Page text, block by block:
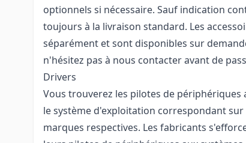
optionnels si nécessaire. Sauf indication
toujours à la livraison standard. Les
séparément et sont disponibles sur
n'hésitez pas à nous contacter avant de
Drivers
Vous trouverez les pilotes de
le système d'exploitation correspondant
marques respectives. Les fabricants